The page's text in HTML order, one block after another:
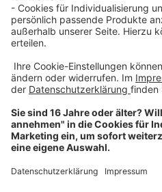
Über uns
Dehner Unternehmen
Jobs bei Dehner